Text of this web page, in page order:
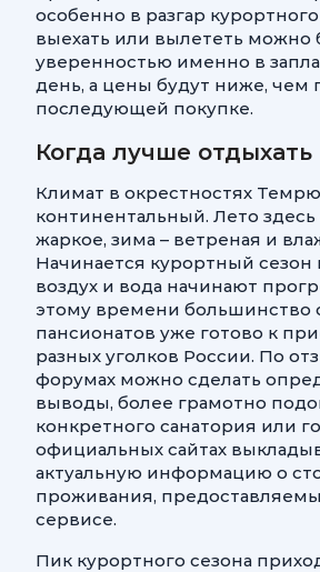
особенно в разгар курортного
выехать или вылететь можно
уверенностью именно в
день, а цены будут ниже, чем
последующей покупке.
Когда лучше отдыхать
Климат в окрестностях
континентальный. Лето здесь
жаркое, зима – ветреная и
Начинается курортный сезон
воздух и вода начинают
этому времени большинство
пансионатов уже готово к
разных уголков России. По
форумах можно сделать
выводы, более грамотно
конкретного санатория или
официальных сайтах
актуальную информацию о
проживания,
сервисе.
Пик курортного сезона